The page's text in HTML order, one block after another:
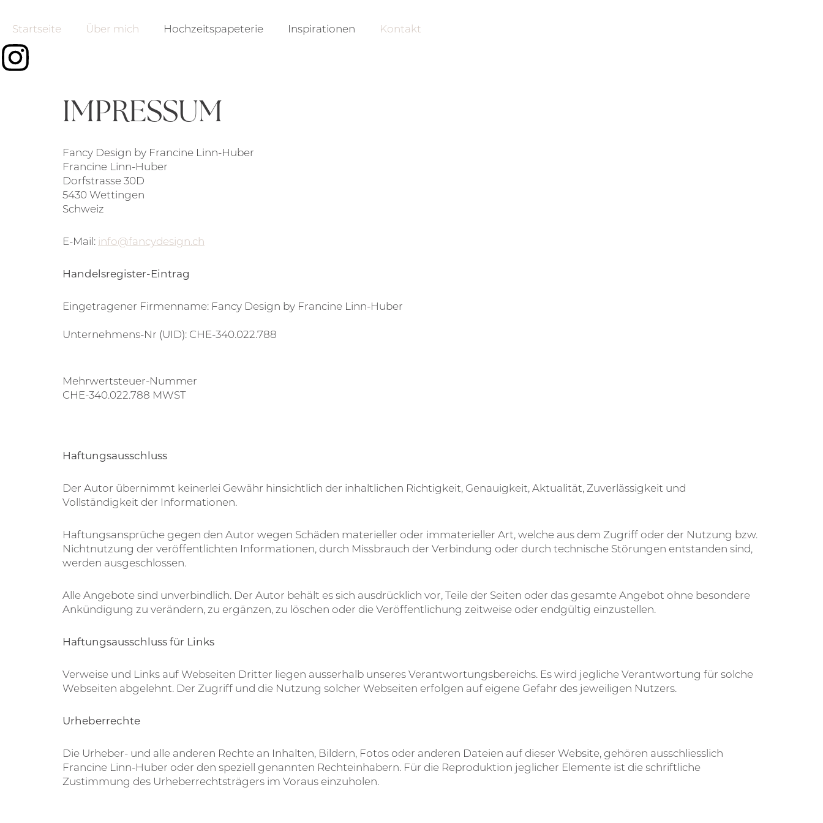
Startseite Über mich Hochzeitspapeterie Inspirationen Kontakt
IMPRESSUM
Fancy Design by Francine Linn-Huber
Francine Linn-Huber
Dorfstrasse 30D
5430 Wettingen
Schweiz
E-Mail: info@fancydesign.ch
Handelsregister-Eintrag
Eingetragener Firmenname: Fancy Design by Francine Linn-Huber
Unternehmens-Nr (UID): CHE-340.022.788
Mehrwertsteuer-Nummer
CHE-340.022.788 MWST
Haftungsausschluss
Der Autor übernimmt keinerlei Gewähr hinsichtlich der inhaltlichen Richtigkeit, Genauigkeit, Aktualität, Zuverlässigkeit und
Vollständigkeit der Informationen.
Haftungsansprüche gegen den Autor wegen Schäden materieller oder immaterieller Art, welche aus dem Zugriff oder der Nutzung bzw.
Nichtnutzung der veröffentlichten Informationen, durch Missbrauch der Verbindung oder durch technische Störungen entstanden sind,
werden ausgeschlossen.
Alle Angebote sind unverbindlich. Der Autor behält es sich ausdrücklich vor, Teile der Seiten oder das gesamte Angebot ohne besondere
Ankündigung zu verändern, zu ergänzen, zu löschen oder die Veröffentlichung zeitweise oder endgültig einzustellen.
Haftungsausschluss für Links
Verweise und Links auf Webseiten Dritter liegen ausserhalb unseres Verantwortungsbereichs. Es wird jegliche Verantwortung für solche
Webseiten abgelehnt. Der Zugriff und die Nutzung solcher Webseiten erfolgen auf eigene Gefahr des jeweiligen Nutzers.
Urheberrechte
Die Urheber- und alle anderen Rechte an Inhalten, Bildern, Fotos oder anderen Dateien auf dieser Website, gehören ausschliesslich
Francine Linn-Huber oder den speziell genannten Rechteinhabern. Für die Reproduktion jeglicher Elemente ist die schriftliche
Zustimmung des Urheberrechtsträgers im Voraus einzuholen.